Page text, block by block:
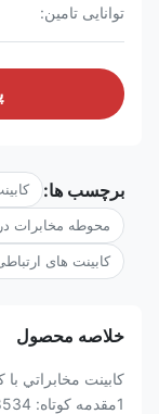
توانایی تامین:
برچسب ها:
محوطه مخابرات
کابینت های
خلاصه محصول